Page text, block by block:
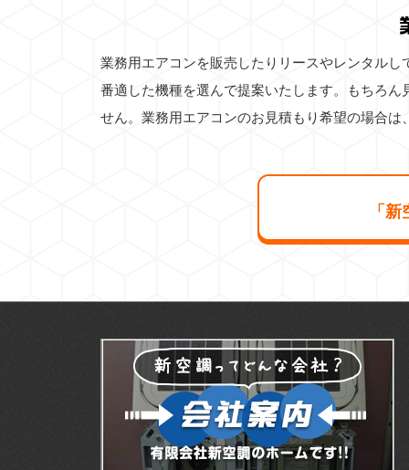
業務用エアコンを販売したりリースやレンタル
番適した機種を選んで提案いたします。もちろ
せん。業務用エアコンのお見積もり希望の場合
「